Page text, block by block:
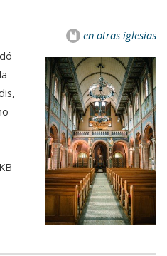
en otras iglesias